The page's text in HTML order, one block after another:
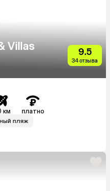
Villas
9.5
34 отзыва
км платно
пляж